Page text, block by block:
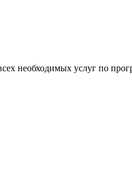
необходимых услуг по